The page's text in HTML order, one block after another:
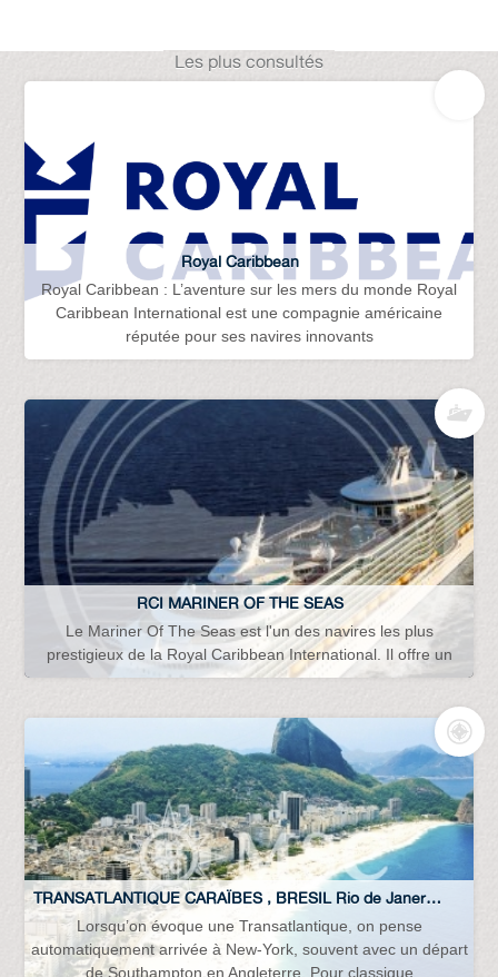
Les plus consultés
Royal Caribbean
Royal Caribbean : L’aventure sur les mers du monde Royal
Caribbean International est une compagnie américaine
réputée pour ses navires innovants
RCI MARINER OF THE SEAS
Le Mariner Of The Seas est l'un des navires les plus
prestigieux de la Royal Caribbean International. Il offre un
TRANSATLANTIQUE CARAÏBES , BRESIL Rio de Janero Buenos Aires Argentine Uruguay...
Lorsqu’on évoque une Transatlantique, on pense
automatiquement arrivée à New-York, souvent avec un départ
de Southampton en Angleterre. Pour classique